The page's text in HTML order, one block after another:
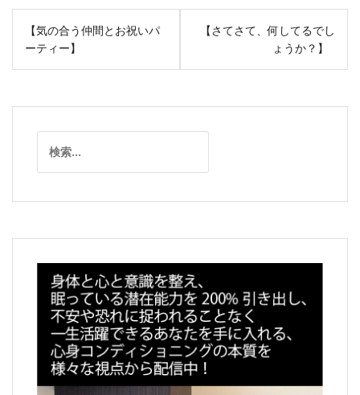
投
稿
ナ
ゲ
ン
【気の合う仲間とお祝いパ
ーティー】
【さてさて、何してるでし
ょうか？】
索: